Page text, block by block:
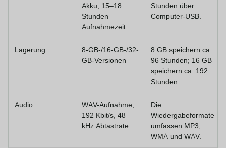
Akku, 15–18
Stunden
Aufnahmezeit
Stunden über
Computer-USB.
Lagerung
8-GB-/16-GB-/32-
GB-Versionen
8 GB speichern ca.
96 Stunden; 16 GB
speichern ca. 192
Stunden.
Audio
WAV-Aufnahme,
192 Kbit/s, 48
kHz Abtastrate
Die
Wiedergabeformate
umfassen MP3,
WMA und WAV.